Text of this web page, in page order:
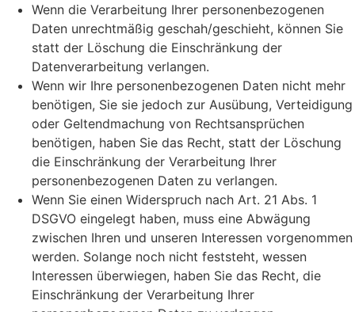
Wenn die Verarbeitung Ihrer personenbezogenen
Daten unrechtmäßig geschah/geschieht, können Sie
statt der Löschung die Einschränkung der
Datenverarbeitung verlangen.
Wenn wir Ihre personenbezogenen Daten nicht mehr
benötigen, Sie sie jedoch zur Ausübung, Verteidigung
oder Geltendmachung von Rechtsansprüchen
benötigen, haben Sie das Recht, statt der Löschung
die Einschränkung der Verarbeitung Ihrer
personenbezogenen Daten zu verlangen.
Wenn Sie einen Widerspruch nach Art. 21 Abs. 1
DSGVO eingelegt haben, muss eine Abwägung
zwischen Ihren und unseren Interessen vorgenommen
werden. Solange noch nicht feststeht, wessen
Interessen überwiegen, haben Sie das Recht, die
Einschränkung der Verarbeitung Ihrer